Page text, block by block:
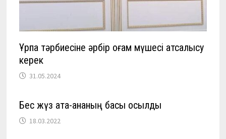
Ұрпақ тәрбиесіне әрбір қоғам мүшесі атсалысу
керек
31.05.2024
Бес жүз ата-ананың басы қосылды
18.03.2022